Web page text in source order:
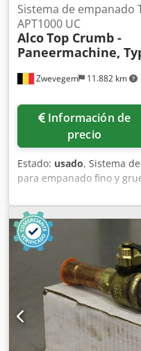
Zwevegem 11.882 km
Sistema de empanado
APT1000 UC
AlcoTop Crumb -
Paneermachine,
Información de
precio
Estado: usado, Sistema
para empanado fino y
maíz) Dcedozhkz Sjpfx
inoxidable móvil
soplado con rodillo de
Dimensiones (largo x
mm